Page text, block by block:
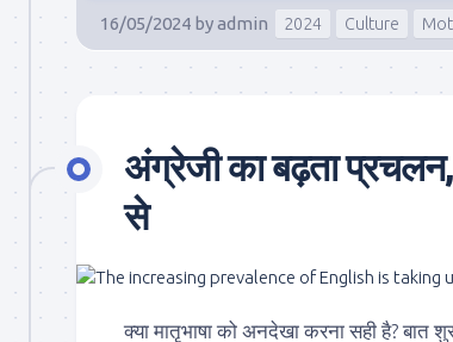
16/05/2024 byadmin 2024 Culture
अंग्रेजी का बढ़ता प्रचलन,
से
क्या मातृभाषा को अनदेखा करना सही है?